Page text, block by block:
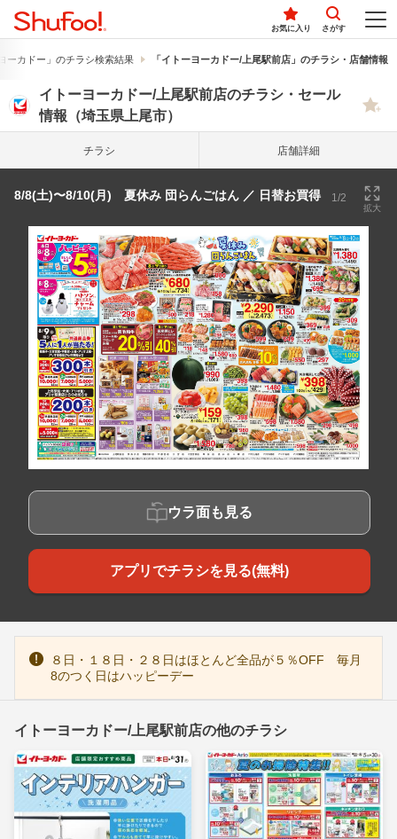
お気に入り さがす
ーカドー」のチラシ検索結果 「イトーヨーカドー/上尾駅前店」のチラシ・店舗情報
イトーヨーカドー/上尾駅前店のチラシ・セール
情報（埼玉県上尾市）
チラシ 店舗詳細
8/8(土)〜8/10(月) 夏休み 団らんごはん ／ 日替お買得 1/2
拡大
ウラ面も見る
アプリでチラシを見る(無料)
８日・１８日・２８日はほとんど全品が５％OFF 毎月
8のつく日はハッピーデー
イトーヨーカドー/上尾駅前店の他のチラシ